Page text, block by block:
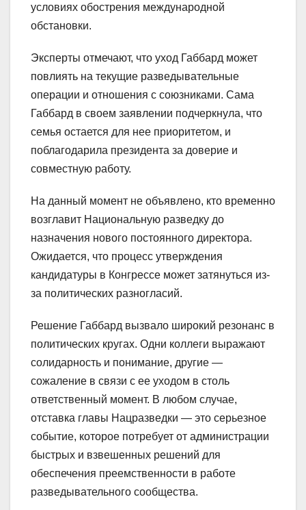
условиях обострения международной
обстановки.
Эксперты отмечают, что уход Габбард может
повлиять на текущие разведывательные
операции и отношения с союзниками. Сама
Габбард в своем заявлении подчеркнула, что
семья остается для нее приоритетом, и
поблагодарила президента за доверие и
совместную работу.
На данный момент не объявлено, кто временно
возглавит Национальную разведку до
назначения нового постоянного директора.
Ожидается, что процесс утверждения
кандидатуры в Конгрессе может затянуться из-
за политических разногласий.
Решение Габбард вызвало широкий резонанс в
политических кругах. Одни коллеги выражают
солидарность и понимание, другие —
сожаление в связи с ее уходом в столь
ответственный момент. В любом случае,
отставка главы Нацразведки — это серьезное
событие, которое потребует от администрации
быстрых и взвешенных решений для
обеспечения преемственности в работе
разведывательного сообщества.